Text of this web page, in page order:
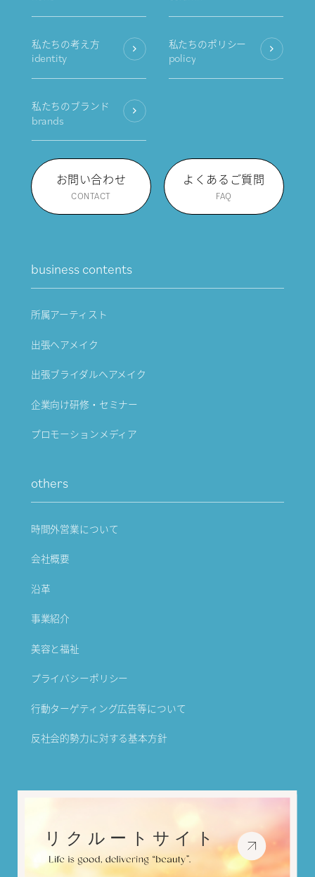
私たちの考え方
identity
私たちのポリシー
policy
私たちのブランド
brands
お問い合わせ
CONTACT
よくあるご質問
FAQ
business contents
所属アーティスト
出張ヘアメイク
出張ブライダルヘアメイク
企業向け研修・セミナー
プロモーションメディア
others
時間外営業について
会社概要
沿革
事業紹介
美容と福祉
プライバシーポリシー
行動ターゲティング広告等について
反社会的勢力に対する基本方針